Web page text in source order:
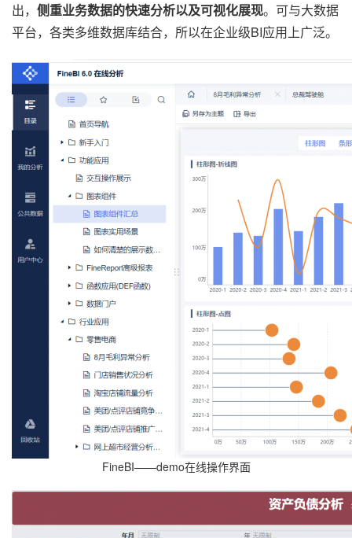
出， 侧重业务数据的快速分析以及可视化展现。可与大数据
平台，各类多维数据库结合，所以在企业级BI应用上广泛。
FineBI——demo在线操作界面